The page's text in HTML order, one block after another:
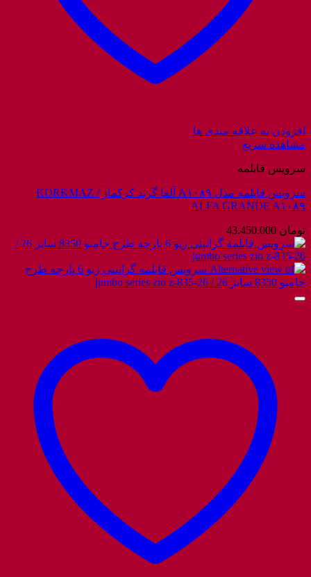
افزودن به علاقه مندی ها
مشاهده سریع
سرویس قابلمه
سرویس قابلمه مدل A۱۰۸۹ آلفا گرند کرکماز / KORKMAZ
ALFA GRANDE A۱۰۸۹
تومان